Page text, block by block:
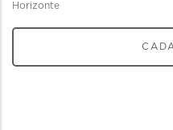
Horizonte